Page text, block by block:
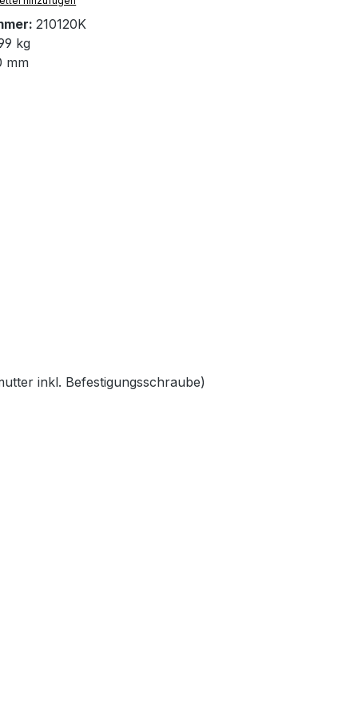
210120K
kg
mm
inkl. Befestigungsschraube)